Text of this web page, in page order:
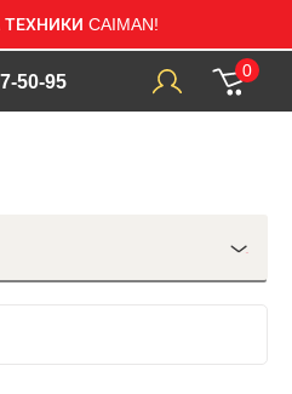
CAIMAN!
50-95
0